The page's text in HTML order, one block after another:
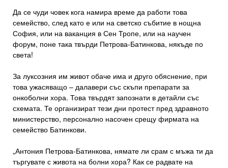
Да се чуди човек кога намира време да работи това
семейство, след като е или на светско събитие в нощна
София, или на ваканция в Сен Тропе, или на научен
форум, поне така твърди Петрова-Батинкова, някъде по
света!
За луксозния им живот обаче има и друго обяснение, при
това ужасяващо – далавери със скъпи препарати за
онкоболни хора. Това твърдят запознати в детайли със
схемата. Те организират тези дни протест пред здравното
министерство, персонално насочен срещу фирмата на
семейство Батинкови.
„Антония Петрова-Батинкова, нямате ли срам с мъжа ти да
търгувате с живота на болни хора? Как се радвате на